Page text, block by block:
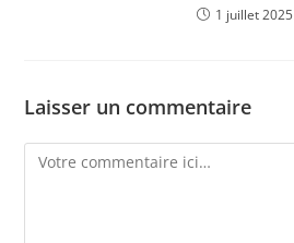
1 juillet 2025
Laisser un commentaire